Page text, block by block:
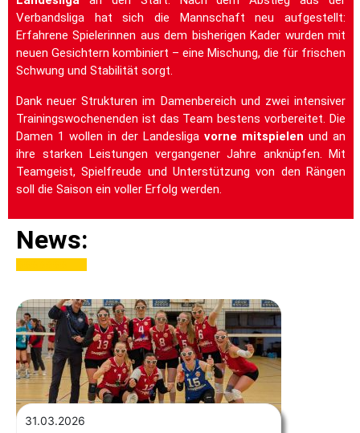
Verbandsliga hat sich die Mannschaft neu aufgestellt:
Erfahrene Spielerinnen aus dem bisherigen Kader wurden mit
neuen Gesichtern kombiniert – eine Mischung, die für frischen
Schwung und Stabilität sorgt.
Dank neuer Strukturen im Damenbereich und zwei intensiver
Trainingswochenenden ist das Team bestens vorbereitet. Die
Damen 1 wollen in der Landesliga vorne mitspielen und an
ihre starken Leistungen vergangener Jahre anknüpfen. Mit
Teamgeist, Spielfreude und Unterstützung von den Rängen
soll die Saison ein voller Erfolg werden.
News:
31.03.2026